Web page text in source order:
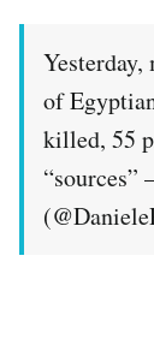
of
killed, 55